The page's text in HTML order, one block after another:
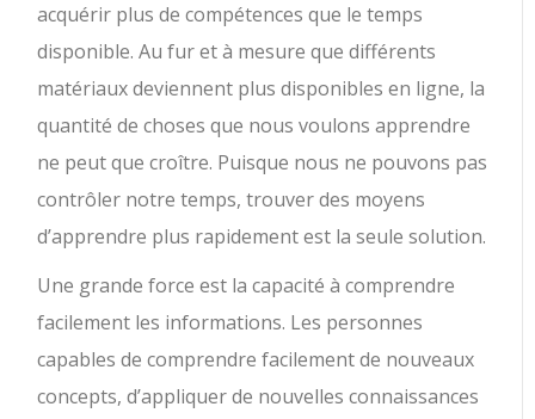
acquérir plus de compétences que le temps
disponible. Au fur et à mesure que différents
matériaux deviennent plus disponibles en ligne, la
quantité de choses que nous voulons apprendre
ne peut que croître. Puisque nous ne pouvons pas
contrôler notre temps, trouver des moyens
d’apprendre plus rapidement est la seule solution.
Une grande force est la capacité à comprendre
facilement les informations. Les personnes
capables de comprendre facilement de nouveaux
concepts, d’appliquer de nouvelles connaissances